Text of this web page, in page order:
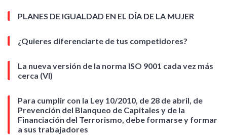
PLANES DE IGUALDAD EN EL DÍA DE LA MUJER
¿Quieres diferenciarte de tus competidores?
La nueva versión de la norma ISO 9001 cada vez más
cerca (VI)
Para cumplir con la Ley 10/2010, de 28 de abril, de
Prevención del Blanqueo de Capitales y de la
Financiación del Terrorismo, debe formarse y formar
a sus trabajadores